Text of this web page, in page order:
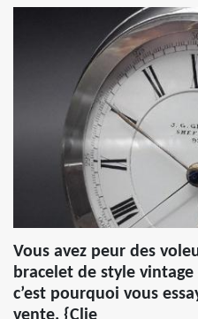
Vous avez peur des
bracelet de style
c’est pourquoi vous
vente. {Clie